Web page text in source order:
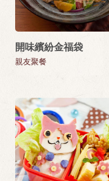
開味繽紛金福袋
親友聚餐